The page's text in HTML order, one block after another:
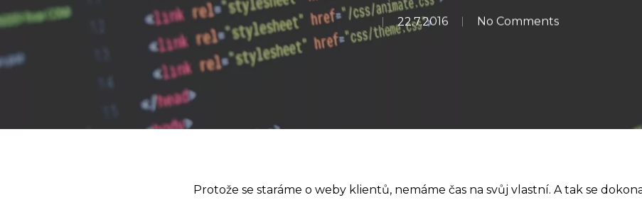
22.7.2016 No Comments
Protože se staráme o weby klientů, nemáme čas na svůj vlastní. A tak se